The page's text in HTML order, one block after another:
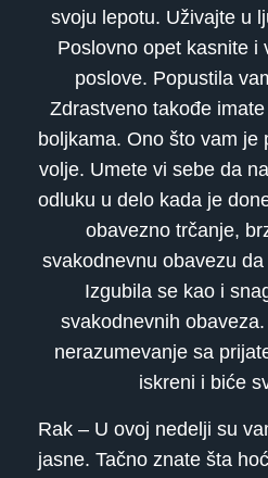
svoju lepotu. Uživajte u
Poslovno opet kasnite i
poslove. Popustila
Zdrastveno takođe
boljkama. Ono što vam je
volje. Umete vi sebe da
odluku u delo kada je
obavezno trčanje,
svakodnevnu obavezu
Izgubila se kao i
svakodnevnih
nerazumevanje sa
iskreni i biće
Rak – U ovoj nedelji su
jasne. Tačno znate šta